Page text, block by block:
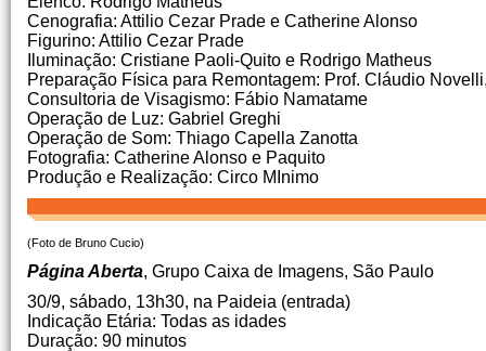
Cenografia: Attilio Cezar Prade e Catherine Alonso
Figurino: Attilio Cezar Prade
Iluminação: Cristiane Paoli-Quito e Rodrigo Matheus
Preparação Física para Remontagem: Prof. Cláudio
Consultoria de Visagismo: Fábio Namatame
Operação de Luz: Gabriel Greghi
Operação de Som: Thiago Capella Zanotta
Fotografia: Catherine Alonso e Paquito
Produção e Realização: Circo MInimo
(Foto de Bruno Cucio)
Página Aberta, Grupo Caixa de Imagens, São Paulo
30/9, sábado, 13h30, na Paideia (entrada)
Indicação Etária: Todas as idades
Duração: 90 minutos